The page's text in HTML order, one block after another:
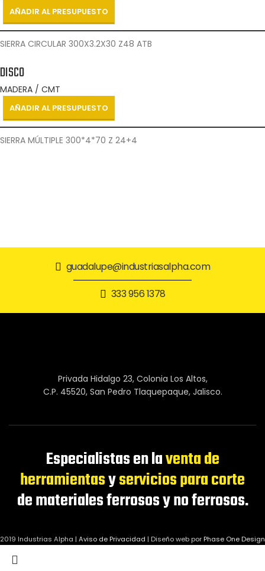
AÑADIR AL PRESUPUESTO
SIERRA CIRCULAR 300X3.2X30 Z48 ATB
DISCO
MADERA / CMT
AÑADIR AL PRESUPUESTO
SIERRA MÚLTIPLE 300*4*70 Z 24+4
guadalupe@industriasalpha.com
333 956 1378
Privada Hidalgo 23, Colonia Los Altos,
C.P. 45520, San Pedro Tlaquepaque, Jalisco.
Especialistas en laventa de
herramientasyservicios para corte
de materiales ferrosos y no ferrosos.
2019 Industrias Alpha | Aviso de Privacidad | Diseño web porPhase One Design